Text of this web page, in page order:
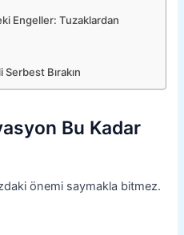
Engeller: Tuzaklardan
Bırakın
Bu Kadar
önemi saymakla bitmez.